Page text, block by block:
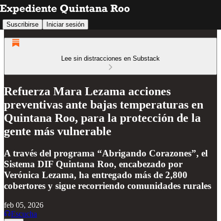
Suscribirse Iniciar sesión
Lee sin distracciones en Substack
Refuerza Mara Lezama acciones
preventivas ante bajas temperaturas en
Quintana Roo, para la protección de la
gente más vulnerable
A través del programa “Abrigando Corazones”, el
Sistema DIF Quintana Roo, encabezado por
Verónica Lezama, ha entregado más de 2,800
cobertores y sigue recorriendo comunidades rurales
feb 05, 2026
Escucha